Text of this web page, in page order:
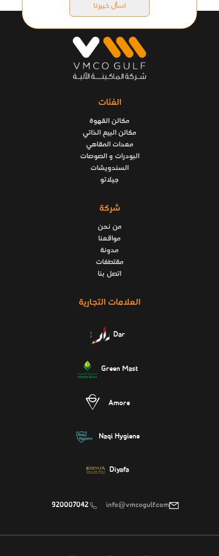
اسأل خبيرنا
الفئات
مكائن القهوة
مكائن البيع الذاتي
معدات المقاهي
البودرات و الصوصات
السندويشات
جيلاتو
شركة
من نحن
مواقعنا
مدونة
مقتطفات
اتصل بنا
العلامات التجارية
Dar
Green Mast
Amore
Naqi Hygiene
Diyafa
info@vmcogulf.com
920007042